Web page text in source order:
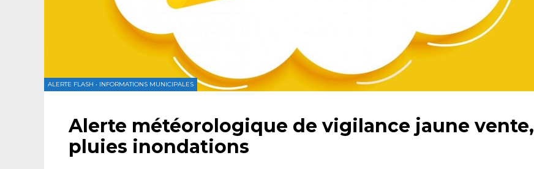
ALERTE FLASH • INFORMATIONS MUNICIPALES
Alerte météorologique de vigilance jaune vente,
pluies inondations